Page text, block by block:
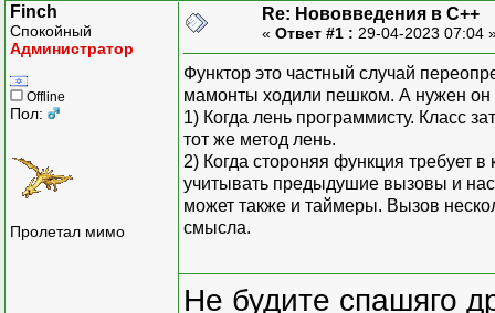
Finch
Спокойный
Администратор
Offline
Пол:
Пролетал мимо
Re: Нововведения в С++
« Ответ #1 : 29-04-2023 07:04
Функтор это частный случай
мамонты ходили пешком. А нужен он
1) Когда лень программисту. Класс
тот же метод лень.
2) Когда стороняя функция требует
учитывать предыдушие вызовы и
может также и таймеры. Вызов
смысла.
Не будите спашяго